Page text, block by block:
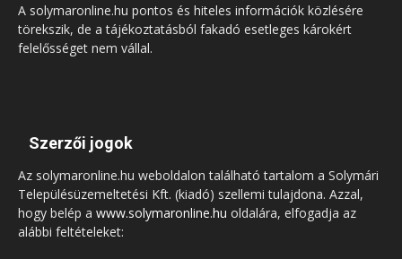
A solymaronline.hu pontos és hiteles információk közlésére
törekszik, de a tájékoztatásból fakadó esetleges károkért
felelősséget nem vállal.
Szerzői jogok
Az solymaronline.hu weboldalon található tartalom a Solymári
Településüzemeltetési Kft. (kiadó) szellemi tulajdona. Azzal,
hogy belép a www.solymaronline.hu oldalára, elfogadja az
alábbi feltételeket: